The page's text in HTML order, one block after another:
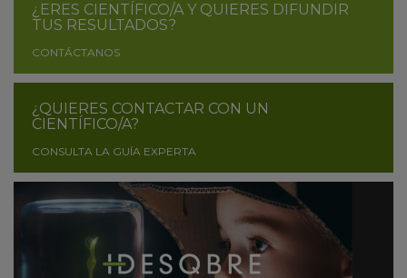
¿ERES CIENTÍFICO/A Y QUIERES DIFUNDIR
TUS RESULTADOS?
CONTÁCTANOS
¿QUIERES CONTACTAR CON UN
CIENTÍFICO/A?
CONSULTA LA GUÍA EXPERTA